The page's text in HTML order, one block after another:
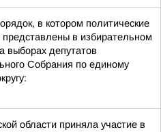
в котором политические
представлены в избирательном
выборах депутатов
Собрания по единому
области приняла участие в